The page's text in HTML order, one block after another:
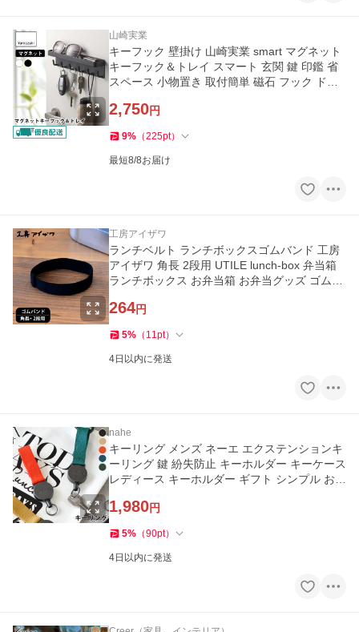
山崎実業
キーフック 壁掛け 山崎実業 smart マグネット
キーフック＆トレイ スマート 玄関 鍵 印鑑 省
スペース 小物置き 取付簡単 磁石 フック ドア
2,750円
9% （225pt）
最短8/8お届け
工房アイザワ
ランチベルト ランチボックスゴムバンド 工房
アイザワ 角長 2段用 UTILE lunch-box 弁当箱
ランチボックス お弁当箱 お弁当グッズ ゴムベ
264円
5% （ 11pt）
4日以内に発送
nahe
キーリング メンズ ネーエ エクステンションキ
ーリング 鍵 紛失防止 キーホルダー キーケース
レディース キーホルダー ギフト シンプル おし
1,980円
5% （90pt）
4日以内に発送